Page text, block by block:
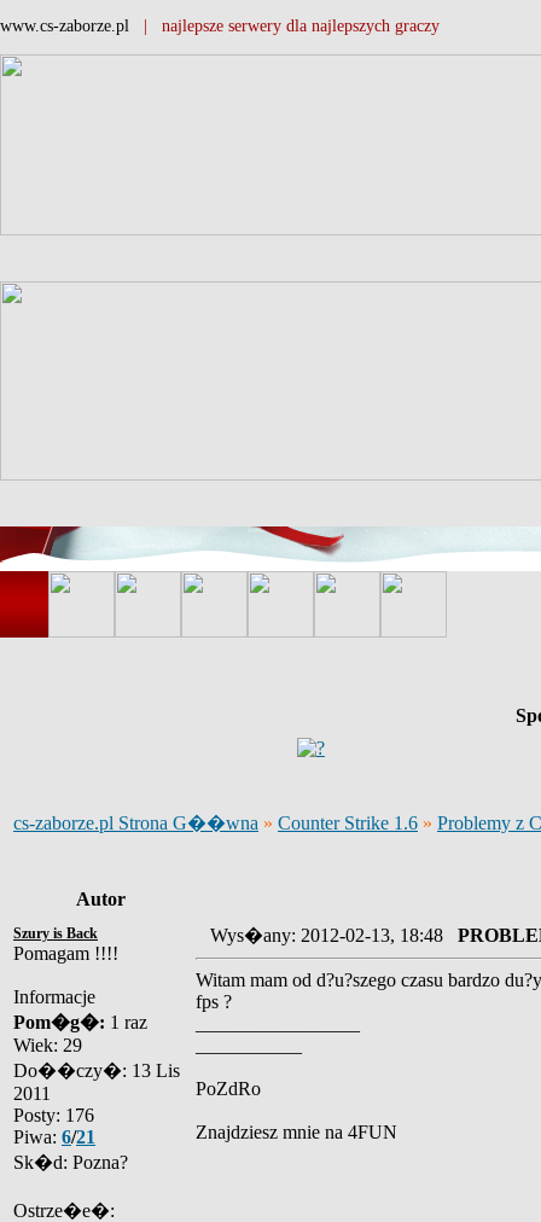
www.cs-zaborze.pl | najlepsze serwery dla najlepszych graczy
cs-zaborze.pl Strona G��wna » Counter Strike 1.6 » Problemy z
Autor
Szury is Back
Pomagam !!!!
Informacje
Pom�g�: 1 raz
Wiek: 29
Do��czy�: 13 Lis
2011
Posty: 176
Piwa: 6/21
Sk�d: Pozna?
Ostrze�e�:
Wys�any: 2012-02-13, 18:48
Witam mam od d?u?szego czasu bardzo
fps ?
PoZdRo
Znajdziesz mnie na 4FUN